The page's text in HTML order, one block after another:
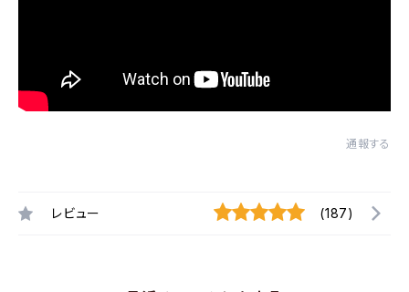
通報する
レビュー (187)